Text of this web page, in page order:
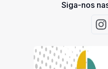
Siga-nos